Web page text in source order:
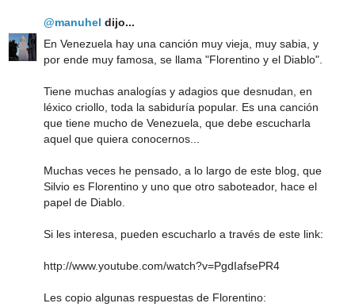
@manuhel dijo...
En Venezuela hay una canción muy vieja, muy sabia, y
por ende muy famosa, se llama "Florentino y el Diablo".
Tiene muchas analogías y adagios que desnudan, en
léxico criollo, toda la sabiduría popular. Es una canción
que tiene mucho de Venezuela, que debe escucharla
aquel que quiera conocernos...
Muchas veces he pensado, a lo largo de este blog, que
Silvio es Florentino y uno que otro saboteador, hace el
papel de Diablo.
Si les interesa, pueden escucharlo a través de este link:
http://www.youtube.com/watch?v=PgdIafsePR4
Les copio algunas respuestas de Florentino: